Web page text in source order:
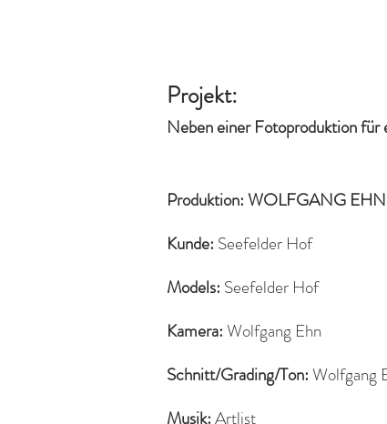
Projekt:
Neben einer Fotoproduktion für
Produktion: WOLFGANG
Kunde: Seefelder Hof
Models: Seefelder Hof
Kamera:Wolfgang Ehn
Schnitt/Grading/Ton:Wolfgang
Musik:Artlist